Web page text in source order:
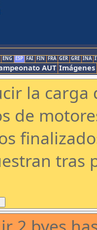
ENG ESP FAI FIN FRA GER GRE INA
AUT Imágenes
la
de
tras